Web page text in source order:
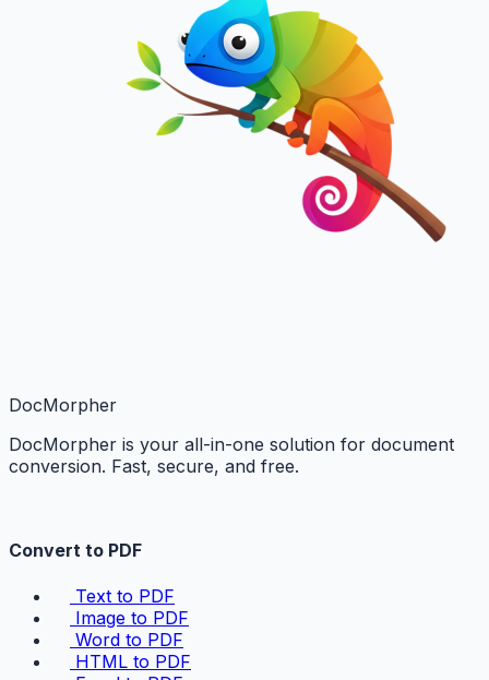
DocMorpher
DocMorpher is your all-in-one solution for document
conversion. Fast, secure, and free.
Convert to PDF
Text to PDF
Image to PDF
Word to PDF
HTML to PDF